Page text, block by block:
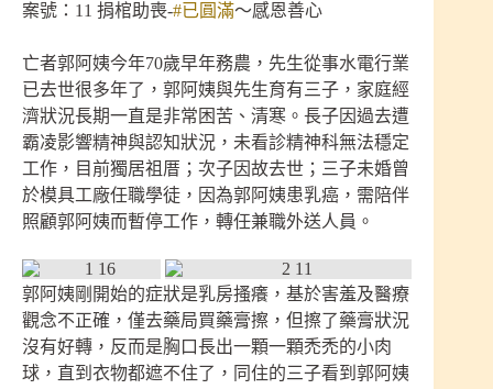
案號：11 捐棺助喪-#已圓滿～感恩善心
亡者郭阿姨今年70歲早年務農，先生從事水電行業
已去世很多年了，郭阿姨與先生育有三子，家庭經
濟狀況長期一直是非常困苦、清寒。長子因過去遭
霸凌影響精神與認知狀況，未看診精神科無法穩定
工作，目前獨居祖厝；次子因故去世；三子未婚曾
於模具工廠任職學徒，因為郭阿姨患乳癌，需陪伴
照顧郭阿姨而暫停工作，轉任兼職外送人員。
郭阿姨剛開始的症狀是乳房搔癢，基於害羞及醫療
觀念不正確，僅去藥局買藥膏擦，但擦了藥膏狀況
沒有好轉，反而是胸口長出一顆一顆禿禿的小肉
球，直到衣物都遮不住了，同住的三子看到郭阿姨